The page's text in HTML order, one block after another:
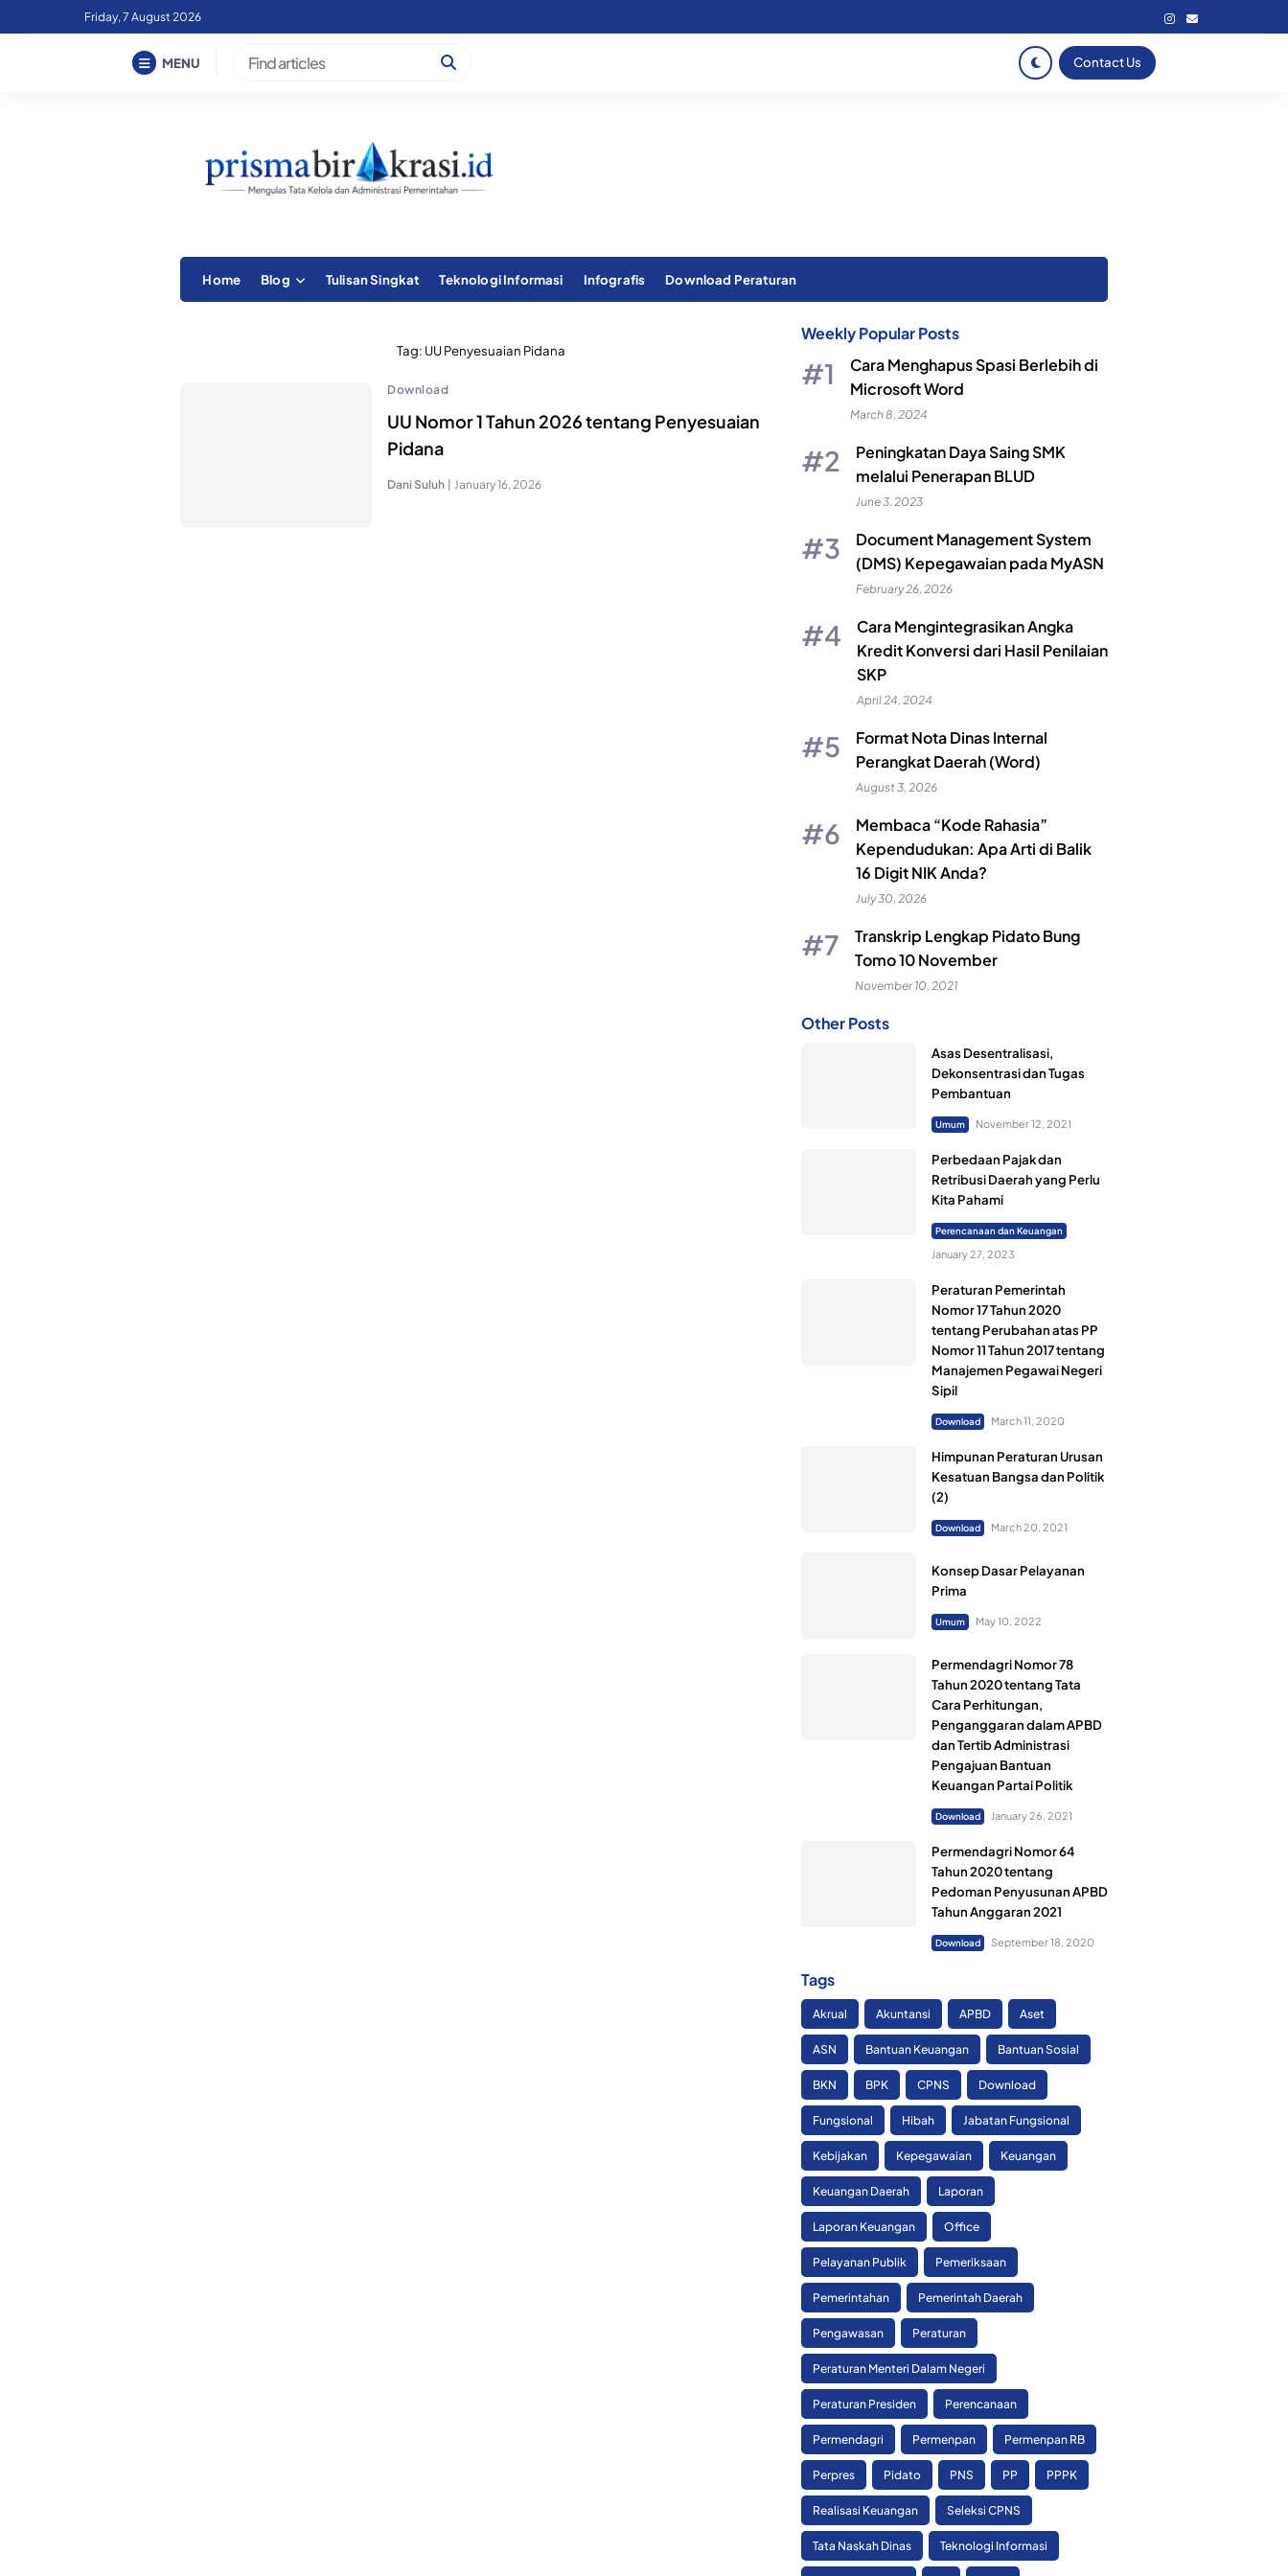
to
Friday, 7 August 2026
MENU Contact Us
Home Blog Tulisan Singkat Teknologi Informasi Infografis Download Peraturan
Tag: UU Penyesuaian Pidana
Download
UU Nomor 1 Tahun 2026 tentang Penyesuaian
Pidana
Dani Suluh January 16, 2026
Weekly Popular Posts
Cara Menghapus Spasi Berlebih di
Microsoft Word
March 8, 2024
Peningkatan Daya Saing SMK
melalui Penerapan BLUD
June 3, 2023
Document Management System
(DMS) Kepegawaian pada MyASN
February 26, 2026
Cara Mengintegrasikan Angka
Kredit Konversi dari Hasil Penilaian
SKP
April 24, 2024
Format Nota Dinas Internal
Perangkat Daerah (Word)
August 3, 2026
Membaca “Kode Rahasia”
Kependudukan: Apa Arti di Balik
16 Digit NIK Anda?
July 30, 2026
Transkrip Lengkap Pidato Bung
Tomo 10 November
November 10, 2021
Other Posts
Asas Desentralisasi,
Dekonsentrasi dan Tugas
Pembantuan
Umum November 12, 2021
Perbedaan Pajak dan
Retribusi Daerah yang Perlu
Kita Pahami
Perencanaan dan Keuangan
January 27, 2023
Peraturan Pemerintah
Nomor 17 Tahun 2020
tentang Perubahan atas PP
Nomor 11 Tahun 2017 tentang
Manajemen Pegawai Negeri
Sipil
Download March 11, 2020
Himpunan Peraturan Urusan
Kesatuan Bangsa dan Politik
(2)
Download March 20, 2021
Konsep Dasar Pelayanan
Prima
Umum May 10, 2022
Permendagri Nomor 78
Tahun 2020 tentang Tata
Cara Perhitungan,
Penganggaran dalam APBD
dan Tertib Administrasi
Pengajuan Bantuan
Keuangan Partai Politik
Download January 26, 2021
Permendagri Nomor 64
Tahun 2020 tentang
Pedoman Penyusunan APBD
Tahun Anggaran 2021
Download September 18, 2020
Tags
Akrual Akuntansi APBD Aset
ASN Bantuan Keuangan Bantuan Sosial
BKN BPK CPNS Download
Fungsional Hibah Jabatan Fungsional
Kebijakan Kepegawaian Keuangan
Keuangan Daerah Laporan
Laporan Keuangan Office
Pelayanan Publik Pemeriksaan
Pemerintahan Pemerintah Daerah
Pengawasan Peraturan
Peraturan Menteri Dalam Negeri
Peraturan Presiden Perencanaan
Permendagri Permenpan Permenpan RB
Perpres Pidato PNS PP PPPK
Realisasi Keuangan Seleksi CPNS
Tata Naskah Dinas Teknologi Informasi